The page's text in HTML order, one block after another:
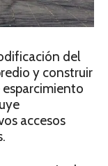
del
y construir
esparcimiento
accesos